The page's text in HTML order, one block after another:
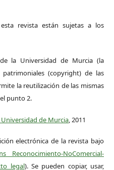
revista están sujetas a los
la Universidad de Murcia (la
(copyright) de las
la reutilización de las mismas
punto 2.
de Murcia, 2011
electrónica de la revista bajo
Reconocimiento-NoComercial-
legal). Se pueden copiar, usar,